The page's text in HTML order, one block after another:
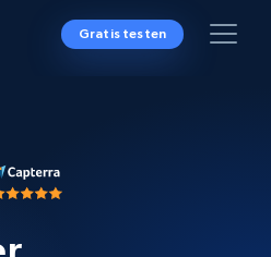
Gratis testen